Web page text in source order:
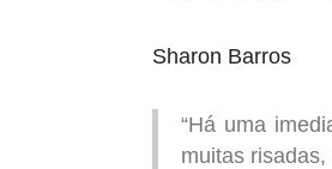
Sharon Barros
“Há uma
muitas